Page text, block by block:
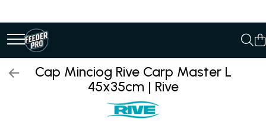
Cap Minciog Rive Carp Master L
45x35cm | Rive